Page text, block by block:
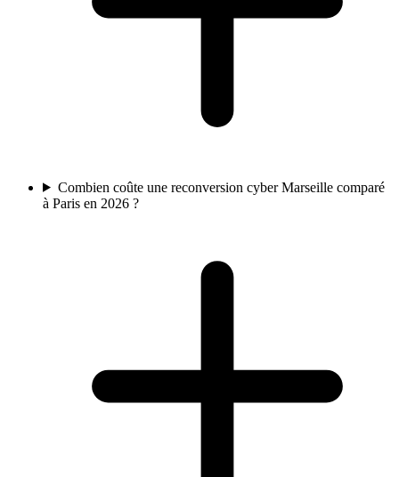
Combien coûte une reconversion cyber Marseille comparé
à Paris en 2026 ?